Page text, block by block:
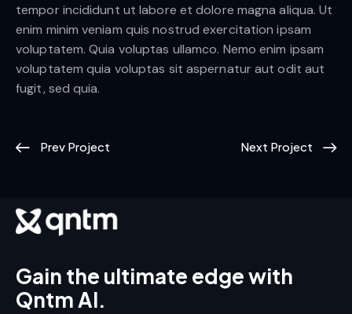
tempor incididunt ut labore et dolore magna aliqua. Ut
enim minim veniam quis nostrud exercitation ipsam
voluptatem. Quia voluptas ullamco. Nemo enim ipsam
voluptatem quia voluptas sit aspernatur aut odit aut
fugit, sed quia.
Prev Project Next Project
Gain the ultimate edge with
Qntm AI.